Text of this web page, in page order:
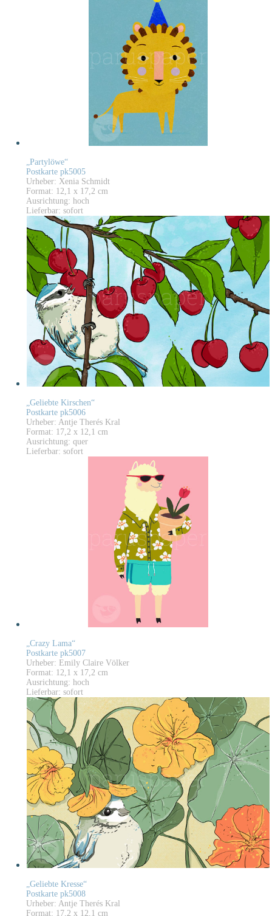
„Partylöwe“
Postkarte pk5005
Urheber: Xenia Schmidt
Format: 12,1 x 17,2 cm
Ausrichtung: hoch
Lieferbar: sofort
„Geliebte Kirschen“
Postkarte pk5006
Urheber: Antje Therés Kral
Format: 17,2 x 12,1 cm
Ausrichtung: quer
Lieferbar: sofort
„Crazy Lama“
Postkarte pk5007
Urheber: Emily Claire Völker
Format: 12,1 x 17,2 cm
Ausrichtung: hoch
Lieferbar: sofort
„Geliebte Kresse“
Postkarte pk5008
Urheber: Antje Therés Kral
Format: 17,2 x 12,1 cm